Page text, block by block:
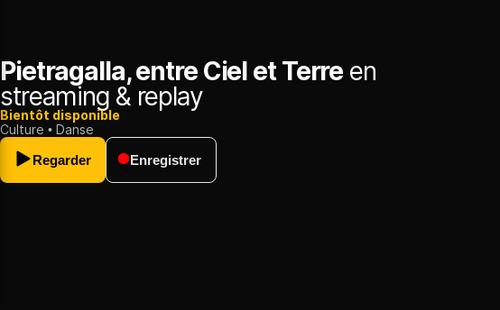
Pietragalla, entre Ciel et Terre en
streaming & replay
Bientôt disponible
Culture
Danse
Regarder
Enregistrer